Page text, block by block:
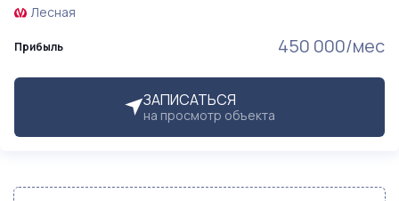
Прибыль 450 000/мес
ЗАПИСАТЬСЯ
на просмотр объекта
Лесная